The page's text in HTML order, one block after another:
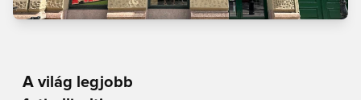
A világ legjobb